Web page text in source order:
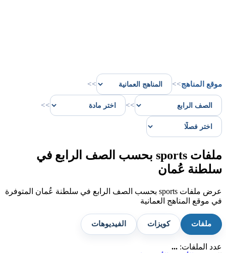
موقع المناهج>>
>>
>>
>>
ملفات sports بحسب الصف الرابع في
سلطنة عُمان
عرض ملفات sports بحسب الصف الرابع في سلطنة عُمان المتوفرة
في موقع المناهج العمانية
ملفات كويزات الفيديوهات
عدد الملفات: ...